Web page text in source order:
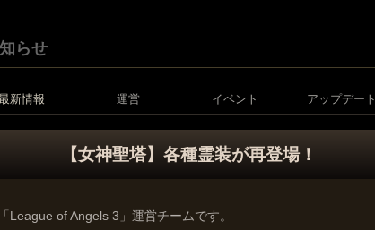
新情報 運営 イベント アップデート
【女神聖塔】各種霊装が再登場！
「League of Angels 3」運営チームです。